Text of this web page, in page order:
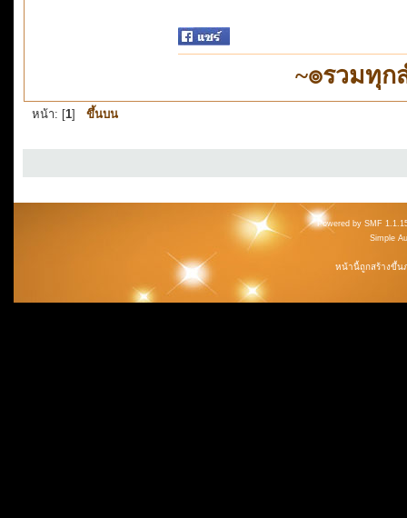
~๏รวมทุ
หน้า: [1] ขึ้นบน
Powered by SMF
Simple
หน้านี้ถูกสร้างขึ้น